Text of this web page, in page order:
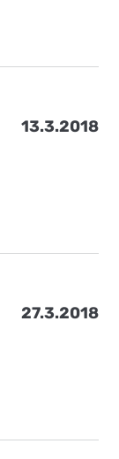
13.3.2018
27.3.2018